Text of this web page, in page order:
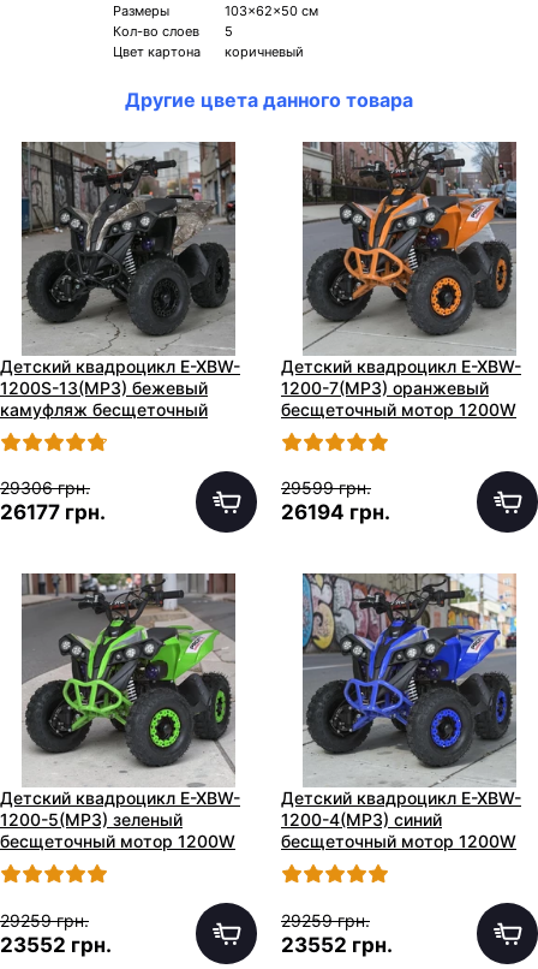
Размеры
103x62x50 см
Кол-во слоев
5
Цвет картона
коричневый
Другие цвета данного товара
Детский квадроцикл E-XBW-
1200S-13(MP3) бежевый
камуфляж бесщеточный
мотор 1200W
29306 грн.
26177 грн.
Детский квадроцикл E-XBW-
1200-7(MP3) оранжевый
бесщеточный мотор 1200W
29599 грн.
26194 грн.
Детский квадроцикл E-XBW-
1200-5(MP3) зеленый
бесщеточный мотор 1200W
29259 грн.
23552 грн.
Детский квадроцикл E-XBW-
1200-4(MP3) синий
бесщеточный мотор 1200W
29259 грн.
23552 грн.